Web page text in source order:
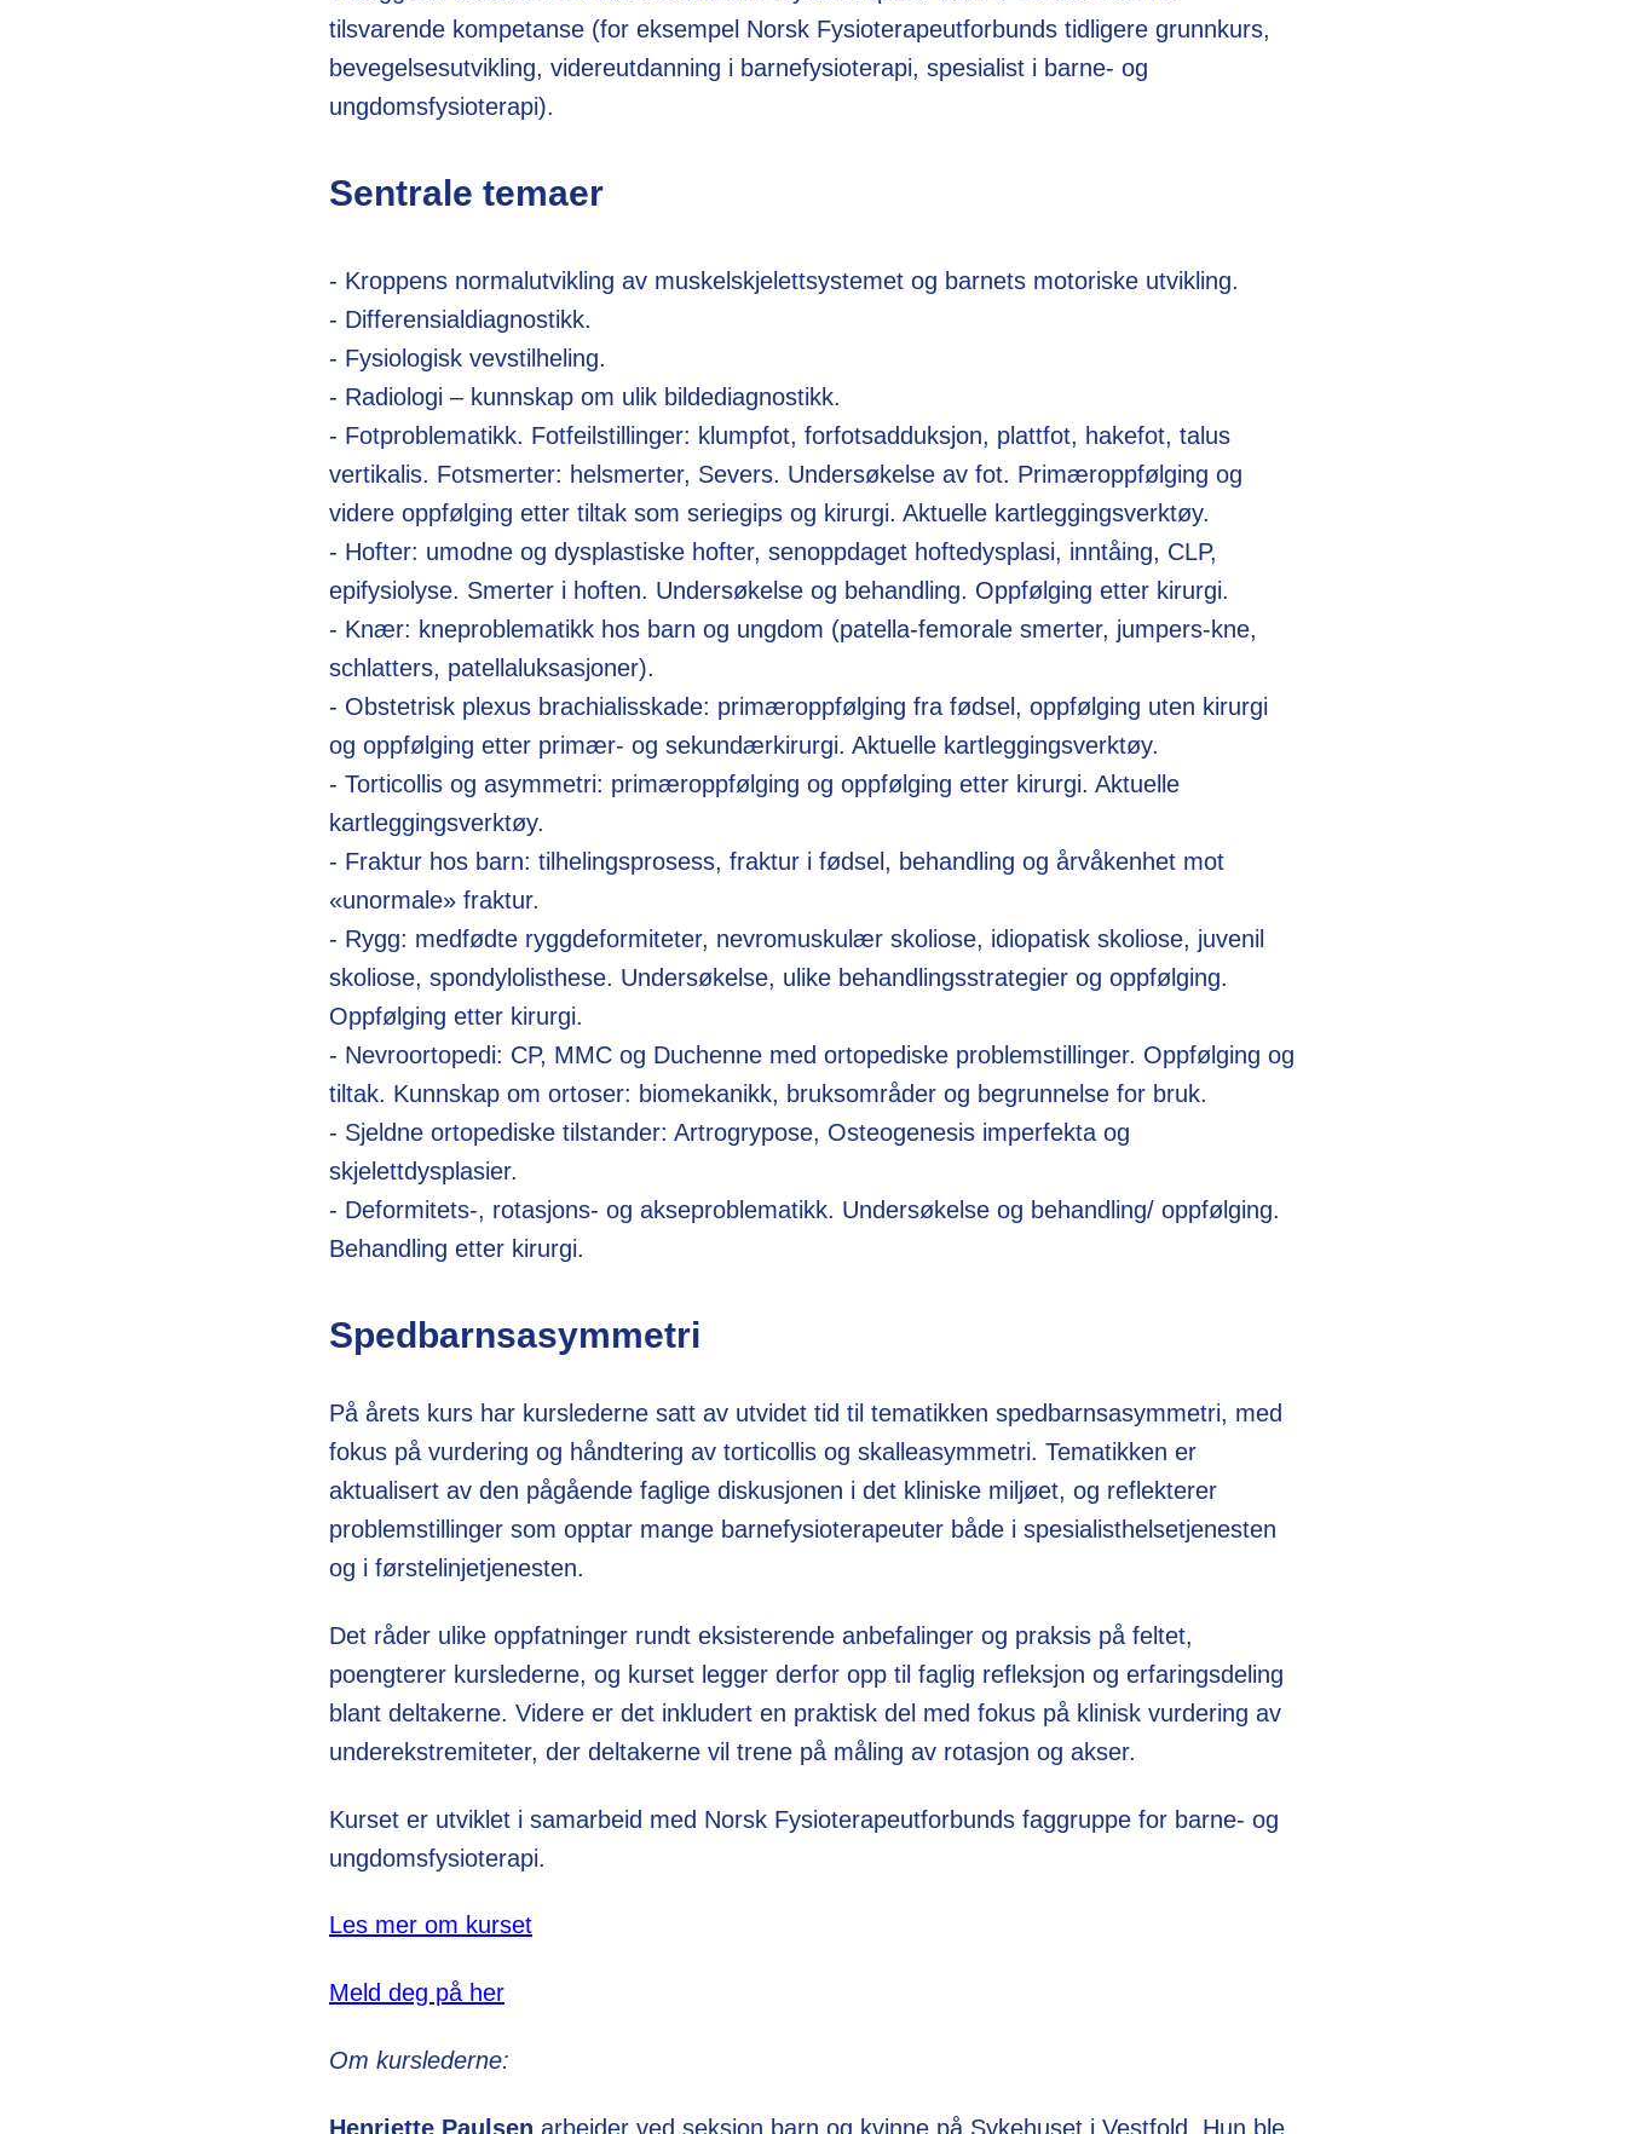
tilsvarende kompetanse (for eksempel Norsk Fysioterapeutforbunds tidligere grunnkurs,
bevegelsesutvikling, videreutdanning i barnefysioterapi, spesialist i barne- og
ungdomsfysioterapi).
Sentrale temaer
- Kroppens normalutvikling av muskelskjelettsystemet og barnets motoriske utvikling.
- Differensialdiagnostikk.
- Fysiologisk vevstilheling.
- Radiologi – kunnskap om ulik bildediagnostikk.
- Fotproblematikk. Fotfeilstillinger: klumpfot, forfotsadduksjon, plattfot, hakefot, talus
vertikalis. Fotsmerter: helsmerter, Severs. Undersøkelse av fot. Primæroppfølging og
videre oppfølging etter tiltak som seriegips og kirurgi. Aktuelle kartleggingsverktøy.
- Hofter: umodne og dysplastiske hofter, senoppdaget hoftedysplasi, inntåing, CLP,
epifysiolyse. Smerter i hoften. Undersøkelse og behandling. Oppfølging etter kirurgi.
- Knær: kneproblematikk hos barn og ungdom (patella-femorale smerter, jumpers-kne,
schlatters, patellaluksasjoner).
- Obstetrisk plexus brachialisskade: primæroppfølging fra fødsel, oppfølging uten kirurgi
og oppfølging etter primær- og sekundærkirurgi. Aktuelle kartleggingsverktøy.
- Torticollis og asymmetri: primæroppfølging og oppfølging etter kirurgi. Aktuelle
kartleggingsverktøy.
- Fraktur hos barn: tilhelingsprosess, fraktur i fødsel, behandling og årvåkenhet mot
«unormale» fraktur.
- Rygg: medfødte ryggdeformiteter, nevromuskulær skoliose, idiopatisk skoliose, juvenil
skoliose, spondylolisthese. Undersøkelse, ulike behandlingsstrategier og oppfølging.
Oppfølging etter kirurgi.
- Nevroortopedi: CP, MMC og Duchenne med ortopediske problemstillinger. Oppfølging og
tiltak. Kunnskap om ortoser: biomekanikk, bruksområder og begrunnelse for bruk.
- Sjeldne ortopediske tilstander: Artrogrypose, Osteogenesis imperfekta og
skjelettdysplasier.
- Deformitets-, rotasjons- og akseproblematikk. Undersøkelse og behandling/ oppfølging.
Behandling etter kirurgi.
Spedbarnsasymmetri
På årets kurs har kurslederne satt av utvidet tid til tematikken spedbarnsasymmetri, med
fokus på vurdering og håndtering av torticollis og skalleasymmetri. Tematikken er
aktualisert av den pågående faglige diskusjonen i det kliniske miljøet, og reflekterer
problemstillinger som opptar mange barnefysioterapeuter både i spesialisthelsetjenesten
og i førstelinjetjenesten.
Det råder ulike oppfatninger rundt eksisterende anbefalinger og praksis på feltet,
poengterer kurslederne, og kurset legger derfor opp til faglig refleksjon og erfaringsdeling
blant deltakerne. Videre er det inkludert en praktisk del med fokus på klinisk vurdering av
underekstremiteter, der deltakerne vil trene på måling av rotasjon og akser.
Kurset er utviklet i samarbeid med Norsk Fysioterapeutforbunds faggruppe for barne- og
ungdomsfysioterapi.
Les mer om kurset
Meld deg på her
Om kurslederne:
Henriette Paulsen arbeider ved seksjon barn og kvinne på Sykehuset i Vestfold. Hun ble